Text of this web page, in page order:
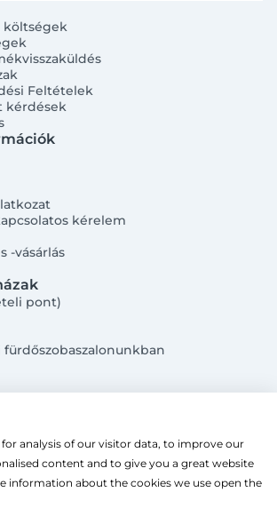
címmel
fiókkal
Facebook
TERMÉKEK
AJTÓK
RADIÁTOR
radiátor egyenes
radiátor íves
hőszivattyú
kiegészítőKIEGÉSZÍTŐK
költségek
Feltételek
kérdések
kérelem
-vásárlás
pont)
fürdőszobaszalonunkban
© 2024. Minden jog fenntartva.
weboldal, a miénk is sütiket
a nagyobb felhasználói élmény
for analysis of our visitor data, to improve our
content and to give you a great website
information about the cookies we use open the